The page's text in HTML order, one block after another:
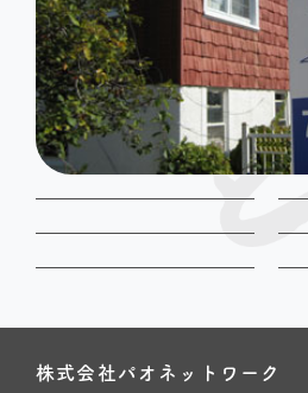
株式会社パオネットワーク